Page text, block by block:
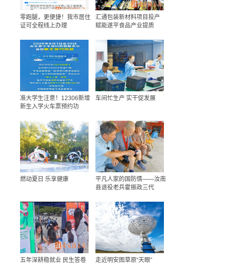
零跑腿，更便捷！我市居住
证可全程线上办理
汇通包装新材料项目投产
赋能遂平食品产业提质
准大学生注意！12306新增
新生入学火车票预约功
车间忙生产 实干促发展
燃动夏日 乐享健康
平凡人家的国防情——汝南
县退役老兵霍振政三代
五年深耕稳就业 民生答卷
走近明安图草原“天眼”